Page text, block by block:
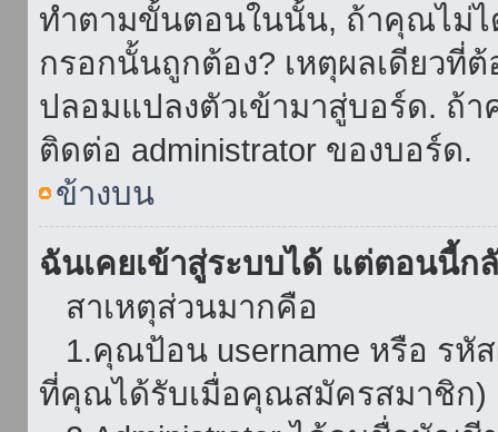
ทำตามขั้นตอนในนั้น, ถ้าคุณไม่
กรอกนั้นถูกต้อง? เหตุผลเดียวที่
ปลอมแปลงตัวเข้ามาสู่บอร์ด. ถ้
ติดต่อ administrator ของบอร์ด.
ข้างบน
ฉันเคยเข้าสู่ระบบได้ แต่ตอนนี้ก
สาเหตุส่วนมากคือ
1.คุณป้อน username หรือ รหั
ที่คุณได้รับเมื่อคุณสมัครสมาชิก)